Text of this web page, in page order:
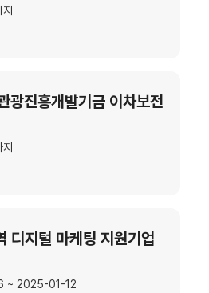
진흥개발기금 이차보전
디지털 마케팅 지원기업
~ 2025-01-12